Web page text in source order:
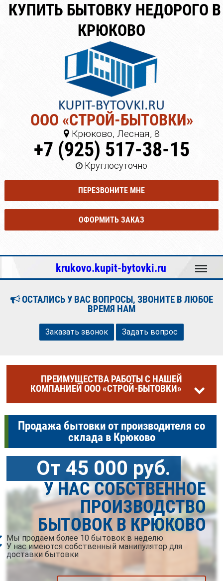
КУПИТЬ БЫТОВКУ НЕДОРОГО В
КРЮКОВО
ООО «СТРОЙ-БЫТОВКИ»
Крюково, Лесная, 8
+7 (925) 517-38-15
Круглосуточно
ПЕРЕЗВОНИТЕ МНЕ
ОФОРМИТЬ ЗАКАЗ
krukovo.kupit-bytovki.ru Меню
ОСТАЛИСЬ У ВАС ВОПРОСЫ, ЗВОНИТЕ В ЛЮБОЕ
ВРЕМЯ НАМ
Заказать звонок Задать вопрос
ПРЕИМУЩЕСТВА РАБОТЫ С НАШЕЙ
КОМПАНИЕЙ ООО «СТРОЙ-БЫТОВКИ»
Продажа бытовки от производителя со
склада в Крюково
От 45 000 руб.
У НАС СОБСТВЕННОЕ
ПРОИЗВОДСТВО
БЫТОВОК В КРЮКОВО
Мы продаём более 10 бытовок в неделю
У нас имеются собственный манипулятор для
доставки бытовки